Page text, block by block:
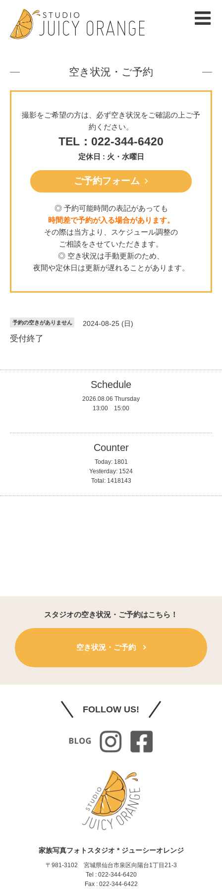
空き状況・ご予約
撮影をご希望の方は、必ず空き状況をご確認の上ご予
約ください。
TEL：022-344-6420
定休日 : 火・水曜日
ご予約フォーム
◎ 予約可能時間の表記があっても
時間差で予約が入る場合があります。
その際は当方より、スケジュール調整の
ご相談をさせていただきます。
◎ 空き状況は手動更新のため、
夜間や定休日は更新が遅れることがあります。
予約の空きがありません 2024-08-25 (日)
受付終了
Schedule
2026.08.06 Thursday
13:00 15:00
Counter
Today: 1801
Yesterday: 1524
Total: 1418143
スタジオの空き状況・ご予約はこちら！
空き状況・ご予約
FOLLOW US!
家族写真フォトスタジオ * ジューシーオレンジ
〒981-3102 宮城県仙台市泉区向陽台1丁目21-3
Tel : 022-344-6420
Fax : 022-344-6422